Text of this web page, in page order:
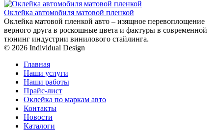
Оклейка автомобиля матовой пленкой
Оклейка матовой пленкой авто – изящное перевоплощение
верного друга в роскошные цвета и фактуры в современной
тюнинг индустрии винилового стайлинга.
© 2026 Individual Design
Главная
Наши услуги
Наши работы
Прайс-лист
Оклейка по маркам авто
Контакты
Новости
Каталоги